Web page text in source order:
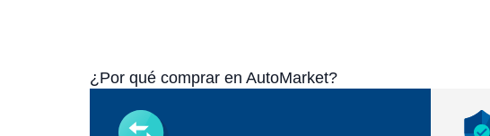
¿Por qué comprar en AutoMarket?